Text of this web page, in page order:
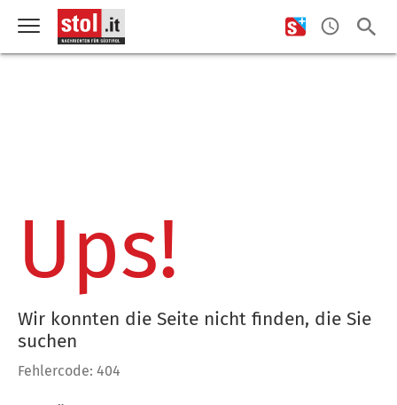
Ups!
Wir konnten die Seite nicht finden, die Sie
suchen
Fehlercode: 404